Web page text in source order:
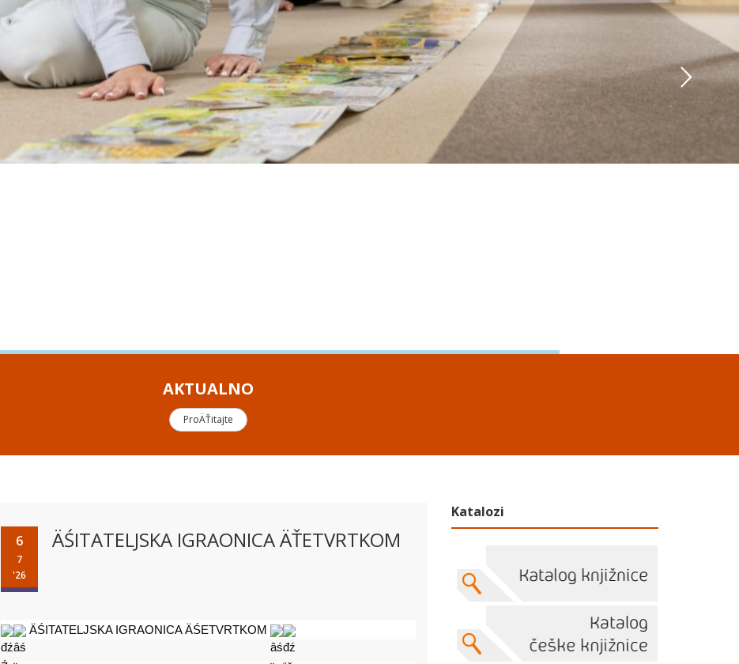
AKTUALNO
ProÄŤitajte
6
7
'26
ÄŚITATELJSKA IGRAONICA ÄŤETVRTKOM
ÄŚITATELJSKA IGRAONICA ÄŚETVRTKOM
Katalozi